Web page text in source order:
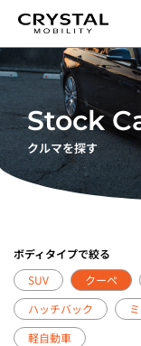
ッ
プ
Stock
クルマを探す
ボディタイプで絞る
SUV
クーペ
ハッチバック
軽自動車